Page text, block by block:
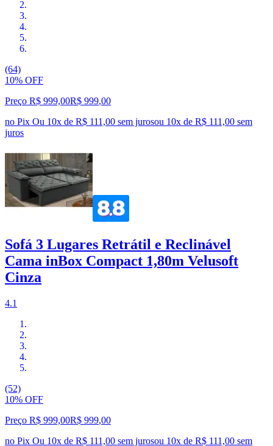
(64)
10% OFF
Preço R$ 999,00R$ 999,00
no Pix Ou 10x de R$ 111,00 sem jurosou 10x de R$ 111,00 sem
juros
Sofá 3 Lugares Retrátil e Reclinável
Cama inBox Compact 1,80m Velusoft
Cinza
4.1
(52)
10% OFF
Preço R$ 999,00R$ 999,00
no Pix Ou 10x de R$ 111,00 sem jurosou 10x de R$ 111,00 sem